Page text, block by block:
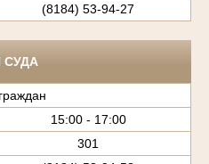
(8184) 53-94-27
СУДА
15:00 - 17:00
301